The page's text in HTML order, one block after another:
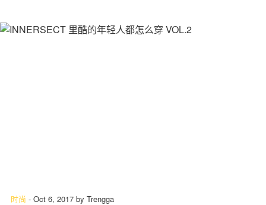
时尚 - Oct 6, 2017 by Trengga